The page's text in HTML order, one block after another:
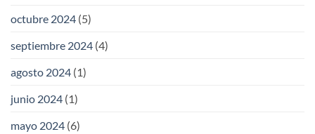
octubre 2024 (5)
septiembre 2024 (4)
agosto 2024 (1)
junio 2024 (1)
mayo 2024 (6)